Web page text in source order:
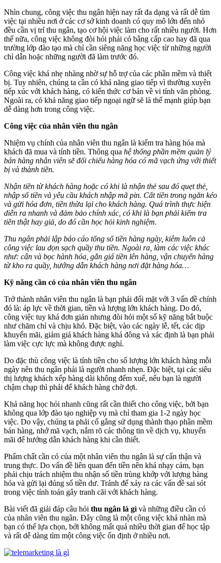
Nhìn chung, công việc thu ngân hiện nay rất đa dạng và rất dễ tìm
việc tại nhiều nơi ở các cơ sở kinh doanh có quy mô lớn đến nhỏ
đều cần vị trí thu ngân, tạo cơ hội việc làm cho rất nhiều người. Hơn
thế nữa, công việc không đòi hỏi phải có bằng cấp cao hay đã qua
trường lớp đào tạo mà chỉ cần siêng năng học việc từ những người
chỉ dẫn hoặc những người đã làm trước đó.
Công việc khá nhẹ nhàng nhờ sự hỗ trợ của các phần mềm và thiết
bị. Tuy nhiên, chúng ta cần có khả năng giao tiếp vì thường xuyên
tiếp xúc với khách hàng, có kiến thức cơ bản về vi tính văn phòng.
Ngoài ra, có khả năng giao tiếp ngoại ngữ sẽ là thế mạnh giúp bạn
dễ dàng hơn trong công việc.
Công việc của nhân viên thu ngân
Nhiệm vụ chính của nhân viên thu ngân là kiểm tra hàng hóa mà
khách đã mua và tính tiền. Thông qua hệ thống phần mềm quản lý
bán hàng nhân viên sẽ đối chiếu hàng hóa có mã vạch ứng với thiết
bị và thành tiền.
Nhận tiền từ khách hàng hoặc có khi là nhận thẻ sau đó quẹt thẻ,
nhập số tiền và yêu cầu khách nhập mã pin. Cất tiền trong ngăn kéo
và gửi hóa đơn, tiền thừa lại cho khách hàng. Quá trình thực hiện
diễn ra nhanh và đảm bảo chính xác, có khi là bạn phải kiểm tra
tiền thật hay giả, do đó cần học hỏi kinh nghiệm.
Thu ngân phải lập báo cáo tổng số tiền hàng ngày, kiêm luôn cả
công việc lau dọn sạch quầy thu tiền. Ngoài ra, làm các việc khác
như: cân và bọc hành hóa, gắn giá tiền lên hàng, vận chuyển hàng
từ kho ra quầy, hướng dẫn khách hàng nơi đặt hàng hóa…
Kỹ năng cần có của nhân viên thu ngân
Trở thành nhân viên thu ngân là bạn phải đối mặt với 3 vấn đề chính
đó là: áp lực về thời gian, tiền và lượng lớn khách hàng. Do đó,
công việc tuy khá đơn giản nhưng đòi hỏi một số kỹ năng bắt buộc
như chăm chỉ và chịu khó. Đặc biệt, vào các ngày lễ, tết, các dịp
khuyến mãi, giảm giá khách hàng khá đông và xác định là bạn phải
làm việc cực lực mà không được nghỉ.
Do đặc thù công việc là tính tiền cho số lượng lớn khách hàng mỗi
ngày nên thu ngân phải là người nhanh nhẹn. Đặc biệt, tại các siêu
thị lượng khách xếp hàng dài không đếm xuể, nếu bạn là người
chậm chạp thì phải để khách hàng chờ đợi.
Khả năng học hỏi nhanh cũng rất cần thiết cho công việc, bởi bạn
không qua lớp đào tạo nghiệp vụ mà chỉ tham gia 1-2 ngày học
việc. Do vậy, chúng ta phải cố gắng sử dụng thành thạo phần mềm
bán hàng, nhớ mã vạch, nắm rõ các thông tin về dịch vụ, khuyến
mãi để hướng dẫn khách hàng khi cần thiết.
Phẩm chất cần có của một nhân viên thu ngân là sự cẩn thận và
trung thực. Do vấn đề liên quan đến tiền nên khá nhạy cảm, bạn
phải chịu trách nhiệm thu nhận số tiền trùng khớp với lượng hàng
hóa và gửi lại đúng số tiền dư. Tránh để xảy ra các vấn đề sai sót
trong việc tính toán gây tranh cãi với khách hàng.
Bài viết đã giải đáp câu hỏi thu ngân là gì và những điều cần có
của nhân viên thu ngân. Đây cũng là một công việc khá nhàn mà
bạn có thể lựa chọn, bởi không mất quá nhiều thời gian để học tập
và rất dễ dàng tìm một công việc ổn định ở nhiều nơi.